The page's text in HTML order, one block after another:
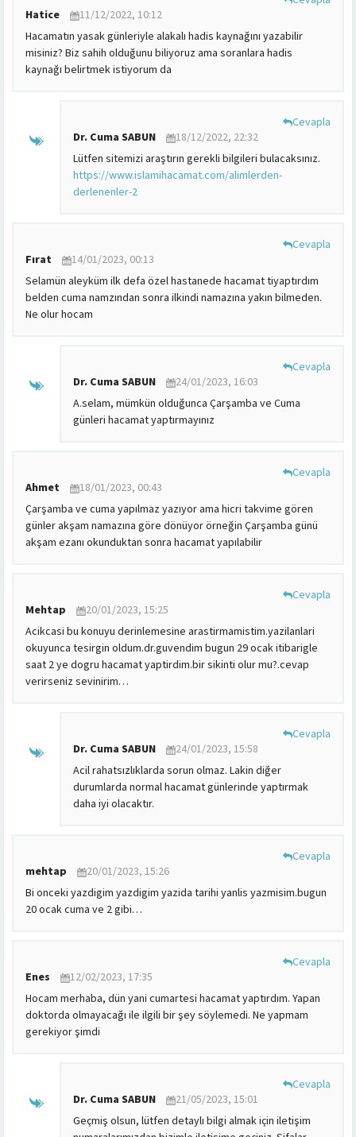
Hatice
11/12/2022, 10:12
Hacamatın yasak günleriyle alakalı hadis kaynağını yazabilir
misiniz? Biz sahih olduğunu biliyoruz ama soranlara hadis
kaynağı belirtmek istiyorum da
Dr. Cuma SABUN
18/12/2022, 22:32
Lütfen sitemizi araştırın gerekli bilgileri bulacaksınız.
https://www.islamihacamat.com/alimlerden-
derlenenler-2
Cevapla
Fırat
14/01/2023, 00:13
Selamün aleyküm ilk defa özel hastanede hacamat tiyaptırdım
belden cuma namzından sonra ilkindi namazına yakın bilmeden.
Ne olur hocam
Cevapla
Dr. Cuma SABUN
24/01/2023, 16:03
A.selam, mümkün olduğunca Çarşamba ve Cuma
günleri hacamat yaptırmayınız
Cevapla
Ahmet
18/01/2023, 00:43
Çarşamba ve cuma yapılmaz yazıyor ama hicri takvime gören
günler akşam namazına göre dönüyor örneğin Çarşamba günü
akşam ezanı okunduktan sonra hacamat yapılabilir
Cevapla
Mehtap
20/01/2023, 15:25
Acikcasi bu konuyu derinlemesine arastirmamistim.yazilanlari
okuyunca tesirgin oldum.dr.guvendim bugun 29 ocak itibarigle
saat 2 ye dogru hacamat yaptirdim.bir sikinti olur mu?.cevap
verirseniz sevinirim…
Cevapla
Dr. Cuma SABUN
24/01/2023, 15:58
Acil rahatsızlıklarda sorun olmaz. Lakin diğer
durumlarda normal hacamat günlerinde yaptırmak
daha iyi olacaktır.
Cevapla
mehtap
20/01/2023, 15:26
Bi onceki yazdigim yazdigim yazida tarihi yanlis yazmisim.bugun
20 ocak cuma ve 2 gibi…
Cevapla
Enes
12/02/2023, 17:35
Hocam merhaba, dün yani cumartesi hacamat yaptırdım. Yapan
doktorda olmayacağı ile ilgili bir şey söylemedi. Ne yapmam
gerekiyor şimdi
Cevapla
Dr. Cuma SABUN
21/05/2023, 15:01
Geçmiş olsun, lütfen detaylı bilgi almak için iletişim
Cevapla